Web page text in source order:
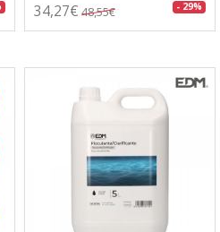
34,27€ 48,55€ - 29%